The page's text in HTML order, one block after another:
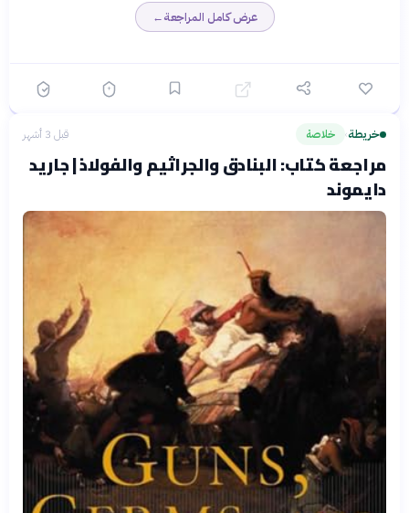
استكشاف عميق لدور
الأساطير والأفكار المشتركة في
مفاهيم معقدة دون تقليل
بخصوص مستقبل البشريةعرض كامل المراجعة←
خريطة› خلاصة قبل 3 أشهر
مراجعة كتاب: البنادق والجراثيم والفولاذ | جاريد
دايموند